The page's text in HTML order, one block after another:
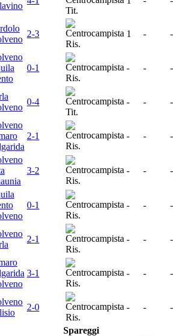
Tit.
2-3
Ris.
1 - -
0-1
Ris.
- - -
0-4
Tit.
- - -
2-1
Ris.
- - -
3-2
Ris.
- - -
0-1
Ris.
- - -
2-1
Ris.
- - -
3-1
Ris.
- - -
2-0
Ris.
- - -
Spareggi